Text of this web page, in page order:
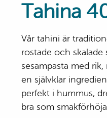
Tahina
Vår tahini är
rostade och
sesampasta med
en självklar
perfekt i hummus,
bra som